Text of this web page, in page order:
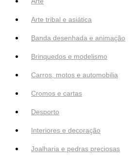
Arte tribal e asiática
Banda desenhada e animação
Brinquedos e modelismo
Carros, motos e automobilia
Cromos e cartas
Desporto
Interiores e decoração
Joalharia e pedras preciosas